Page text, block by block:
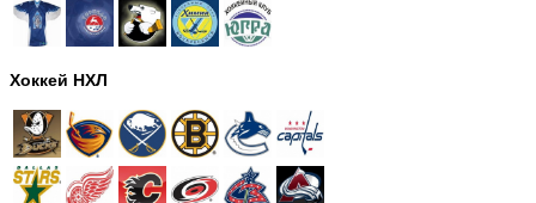
Хоккей НХЛ